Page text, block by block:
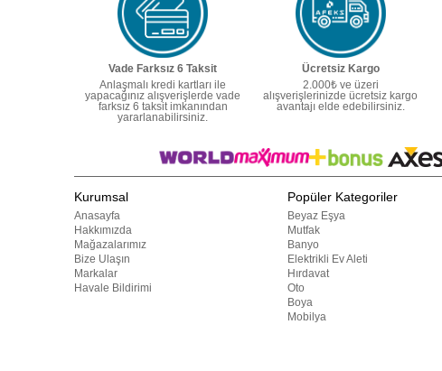
Vade Farksız 6 Taksit
Anlaşmalı kredi kartları ile
yapacağınız alışverişlerde vade
farksız 6 taksit imkanından
yararlanabilirsiniz.
Ücretsiz Kargo
2.000₺ ve üzeri
alışverişlerinizde ücretsiz kargo
avantajı elde edebilirsiniz.
Kurumsal
Anasayfa
Hakkımızda
Mağazalarımız
Bize Ulaşın
Markalar
Havale Bildirimi
Popüler Kategoriler
Beyaz Eşya
Mutfak
Banyo
Elektrikli Ev Aleti
Hırdavat
Oto
Boya
Mobilya